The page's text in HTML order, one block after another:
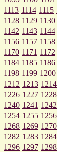
1113 1114 1115
1128 1129 1130
1142 1143 1144
1156 1157 1158
1170 1171 1172
1184 1185 1186
1198 1199 1200
1212 1213 1214
1226 1227 1228
1240 1241 1242
1254 1255 1256
1268 1269 1270
1282 1283 1284
1296 1297 1298